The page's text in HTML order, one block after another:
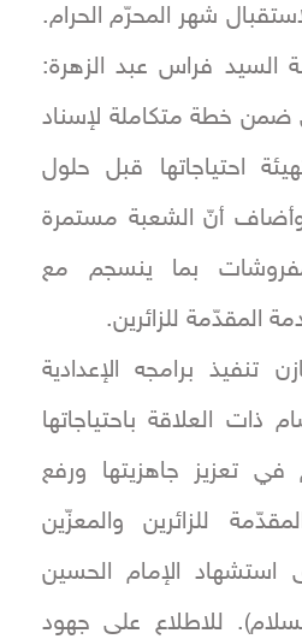
شهر المحرّم الحرام.
السيد فراس عبد الزهرة:
ضمن خطة متكاملة لإسناد
احتياجاتها قبل حلول
وأضاف أنّ الشعبة مستمرة
بما ينسجم مع
المقدّمة للزائرين.
تنفيذ برامجه الإعدادية
ذات العلاقة باحتياجاتها
في تعزيز جاهزيتها ورفع
للزائرين والمعزّين
استشهاد الإمام الحسين
للاطلاع على جهود